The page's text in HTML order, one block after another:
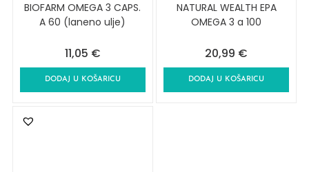
BIOFARM OMEGA 3 CAPS.
A 60 (laneno ulje)
11,05 €
DODAJ U KOŠARICU
NATURAL WEALTH EPA
OMEGA 3 a 100
20,99 €
DODAJ U KOŠARICU